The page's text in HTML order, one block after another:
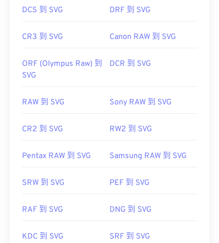
DCS 到 SVG DRF 到 SVG
CR3 到 SVG Canon RAW 到 SVG
ORF (Olympus Raw) 到
SVG
DCR 到 SVG
RAW 到 SVG Sony RAW 到 SVG
CR2 到 SVG RW2 到 SVG
Pentax RAW 到 SVG Samsung RAW 到 SVG
SRW 到 SVG PEF 到 SVG
RAF 到 SVG DNG 到 SVG
KDC 到 SVG SRF 到 SVG